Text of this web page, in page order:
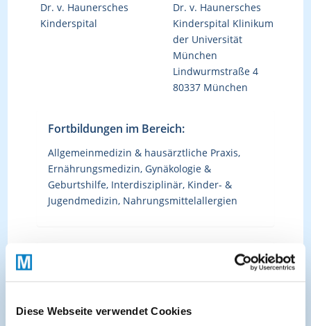
Diese Webseite verwendet Cookies
Dr. v. Haunersches
Kinderspital
Dr. v. Haunersches
Kinderspital Klinikum
der Universität
München
Lindwurmstraße 4
80337 München
Fortbildungen im Bereich:
Allgemeinmedizin & hausärztliche Praxis,
Ernährungsmedizin, Gynäkologie &
Geburtshilfe, Interdisziplinär, Kinder- &
Jugendmedizin, Nahrungsmittelallergien